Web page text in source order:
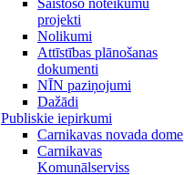
Saistošo noteikumu
projekti
Nolikumi
Attīstības plānošanas
dokumenti
NĪN paziņojumi
Dažādi
Publiskie iepirkumi
Carnikavas novada dome
Carnikavas
Komunālserviss